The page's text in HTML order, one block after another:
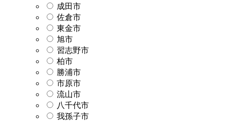
成田市
佐倉市
東金市
旭市
習志野市
柏市
勝浦市
市原市
流山市
八千代市
我孫子市